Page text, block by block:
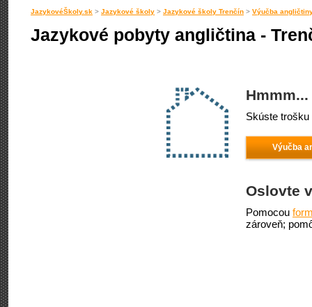
JazykovéŠkoly.sk > Jazykové školy > Jazykové školy Trenčín > Výučba
Jazykové pobyty angličtina -
Skúste
Výučba
Oslovte
Pomocou
zároveň;